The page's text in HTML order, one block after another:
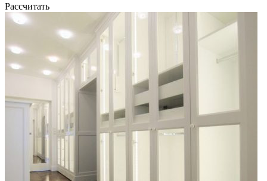
Рассчитать